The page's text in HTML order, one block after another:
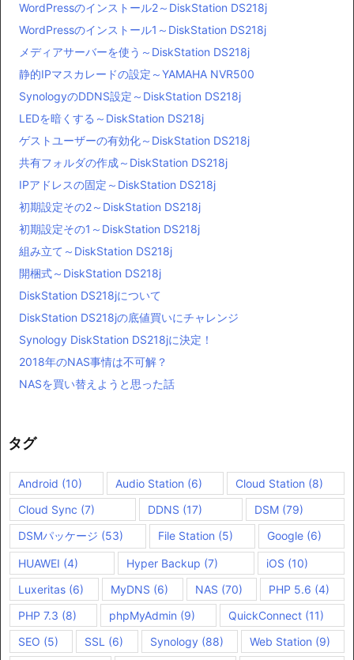
WordPressのインストール2～DiskStation DS218j
WordPressのインストール1～DiskStation DS218j
メディアサーバーを使う～DiskStation DS218j
静的IPマスカレードの設定～YAMAHA NVR500
SynologyのDDNS設定～DiskStation DS218j
LEDを暗くする～DiskStation DS218j
ゲストユーザーの有効化～DiskStation DS218j
共有フォルダの作成～DiskStation DS218j
IPアドレスの固定～DiskStation DS218j
初期設定その2～DiskStation DS218j
初期設定その1～DiskStation DS218j
組み立て～DiskStation DS218j
開梱式～DiskStation DS218j
DiskStation DS218jについて
DiskStation DS218jの底値買いにチャレンジ
Synology DiskStation DS218jに決定！
2018年のNAS事情は不可解？
NASを買い替えようと思った話
タグ
Android (10) Audio Station (6) Cloud Station (8)
Cloud Sync (7) DDNS (17) DSM (79)
DSMパッケージ (53) File Station (5) Google (6)
HUAWEI (4) Hyper Backup (7) iOS (10)
Luxeritas (6) MyDNS (6) NAS (70) PHP 5.6 (4)
PHP 7.3 (8) phpMyAdmin (9) QuickConnect(11)
SEO (5) SSL (6) Synology (88) Web Station (9)